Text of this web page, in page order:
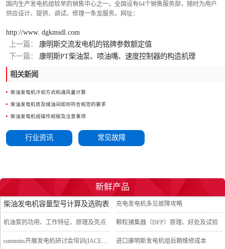
国内生产发电机组较早的销售中心之一。全国设有64个销售服务部，随时为用户
供应设计、提供、调试、修理一条龙服务。网址：
http://www. dgkmsdl.com
上一篇：
康明斯交流发电机的铭牌参数额定值
下一篇：
康明斯PT柴油泵、喷油嘴、速度控制器的构造机理
相关新闻
柴油发电机冷却方式和通风量计算
柴油发电机房及储油间如何符合规范的要求
柴油发电机组操作规程及注意事项
行业资讯 常见故障
新鲜产品
柴油发电机容量型号计算及选购表 充电发电机多见故障攻略
机油泵的功用、工作特征、原理及亮点 颗粒捕集器（DFP）原理、好处及试验
cummins开展发电机研讨会培训(IACET)认证工作 进口康明斯发电机组后期维修成本